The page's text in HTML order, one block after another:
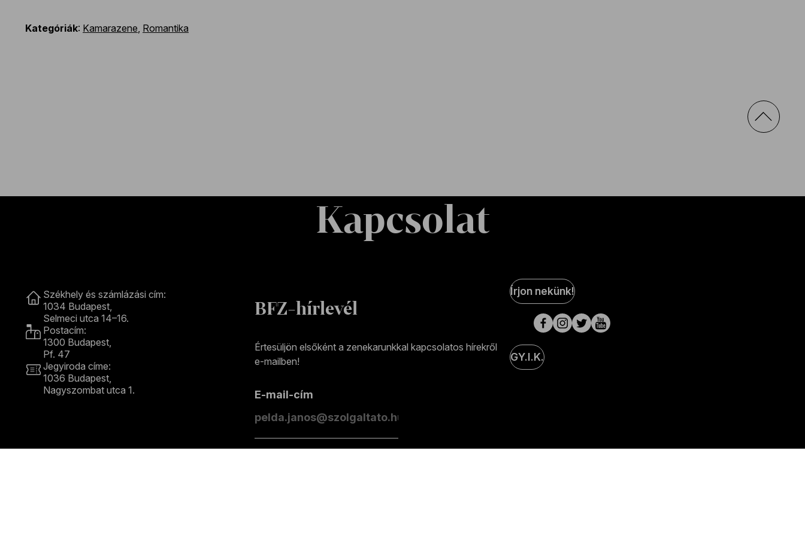
Kategóriák: Kamarazene Romantika
Kapcsolat
Székhely és számlázási cím:
1034 Budapest,
Selmeci utca 14–16.
Postacím:
1300 Budapest,
Pf. 47
Jegyiroda címe:
1036 Budapest,
Nagyszombat utca 1.
BFZ-hírlevél
Értesüljön elsőként a zenekarunkkal kapcsolatos hírekről
e-mailben!
E-mail-cím
Social
Media
oldalak
Írjon nekünk!
GY.I.K.